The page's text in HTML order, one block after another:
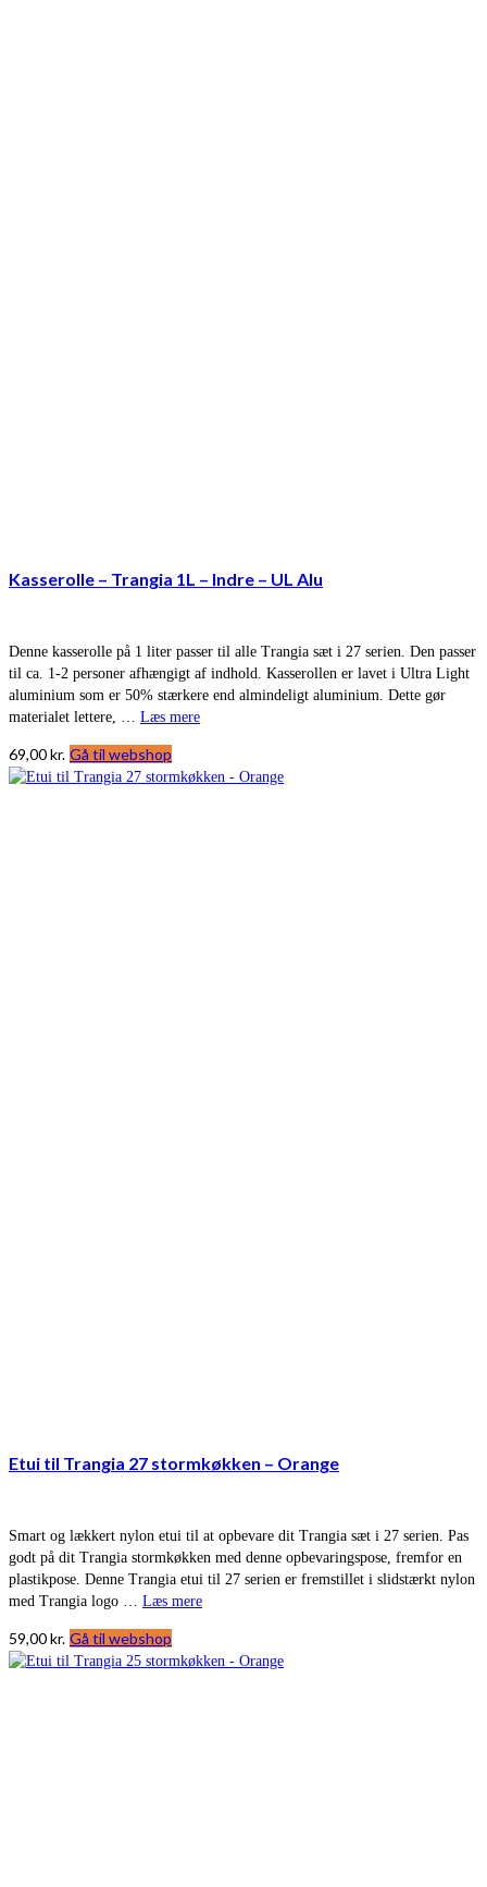
Kasserolle – Trangia 1L – Indre – UL Alu
Denne kasserolle på 1 liter passer til alle Trangia sæt i 27 serien. Den passer
til ca. 1-2 personer afhængigt af indhold. Kasserollen er lavet i Ultra Light
aluminium som er 50% stærkere end almindeligt aluminium. Dette gør
materialet lettere, … Læs mere
69,00kr. Gå til webshop
Etui til Trangia 27 stormkøkken – Orange
Smart og lækkert nylon etui til at opbevare dit Trangia sæt i 27 serien. Pas
godt på dit Trangia stormkøkken med denne opbevaringspose, fremfor en
plastikpose. Denne Trangia etui til 27 serien er fremstillet i slidstærkt nylon
med Trangia logo … Læs mere
59,00kr. Gå til webshop